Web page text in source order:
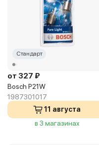
Стандарт
от 327 ₽
Bosch P21W
1987301017
11 августа
в 3 магазинах